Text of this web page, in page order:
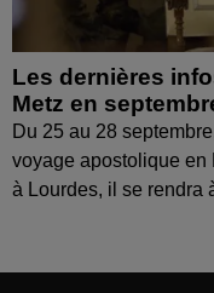
Les dernières
Metz en
Du 25 au 28
voyage apostolique en
à Lourdes, il se rendra